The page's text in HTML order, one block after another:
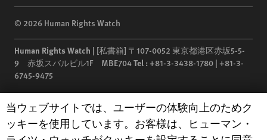
© 2026 Human Rights Watch
Human Rights Watch | [私書箱] 〒107-0052 東京都港区赤坂5-5-
9 赤坂スバルビル1F MBE704Tel :+81-3-3438-1780 | +81-3-
6745-9475
Human Rights Watchis a 501(C)(3) nonprofit registered in the US
under EIN: 13-2875808
Human Rights Watch cookie preferences
当ウェブサイトでは、ユーザーの体験向上のためク
ッキーを使用しています。お客様は、ヒューマン・